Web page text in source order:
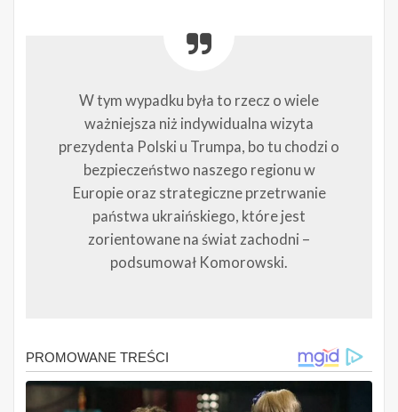
W tym wypadku była to rzecz o wiele
ważniejsza niż indywidualna wizyta
prezydenta Polski u Trumpa, bo tu chodzi o
bezpieczeństwo naszego regionu w
Europie oraz strategiczne przetrwanie
państwa ukraińskiego, które jest
zorientowane na świat zachodni –
podsumował Komorowski.